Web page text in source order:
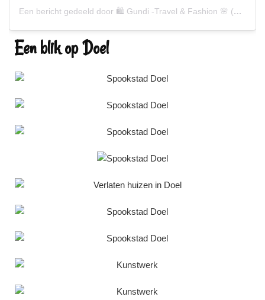
Een bericht gedeeld door 🛍 Gundi -Travel & Fashion 🌸 (@gundiscover)
Een blik op Doel